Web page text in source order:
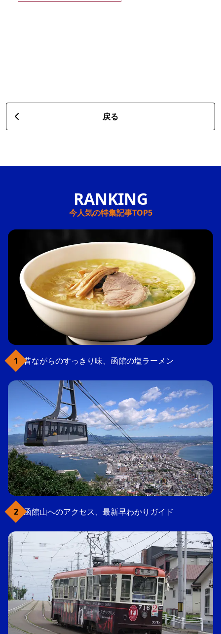
戻る
今人気の特集記事TOP5
昔ながらのすっきり味、函館の塩ラーメン
函館山へのアクセス、最新早わかりガイド